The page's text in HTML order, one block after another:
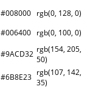
#008000 rgb(0, 128, 0)
#006400 rgb(0, 100, 0)
#9ACD32 rgb(154, 205,
50)
#6B8E23 rgb(107, 142,
35)